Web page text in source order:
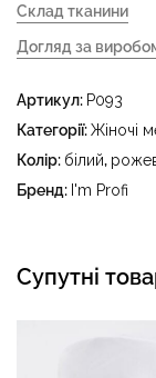
Склад тканини
Догляд за
прасувати за
відбілювати -
температури до
Артикул: P093
Категорії:Жіночі
Колір: білий,
Бренд: I'm Profi
Супутні